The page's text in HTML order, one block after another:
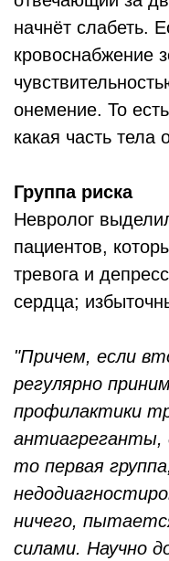
начнёт слабеть.
кровоснабжение
онемение. То
какая часть тела
Группа риска
Невролог
пациентов,
тревога и
сердца;
"Причем, если
регулярно
профилактики
то первая
ничего,
силами. Научно